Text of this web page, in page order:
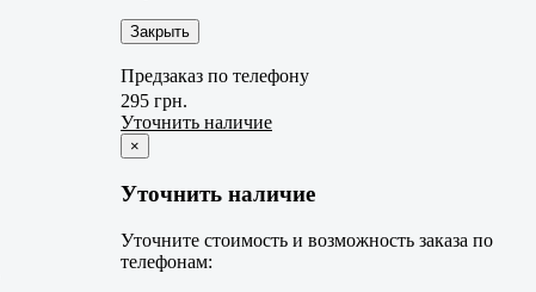
Закрыть
Предзаказ по телефону
295 грн.
Уточнить наличие
×
Уточнить наличие
Уточните стоимость и возможность заказа по
телефонам: